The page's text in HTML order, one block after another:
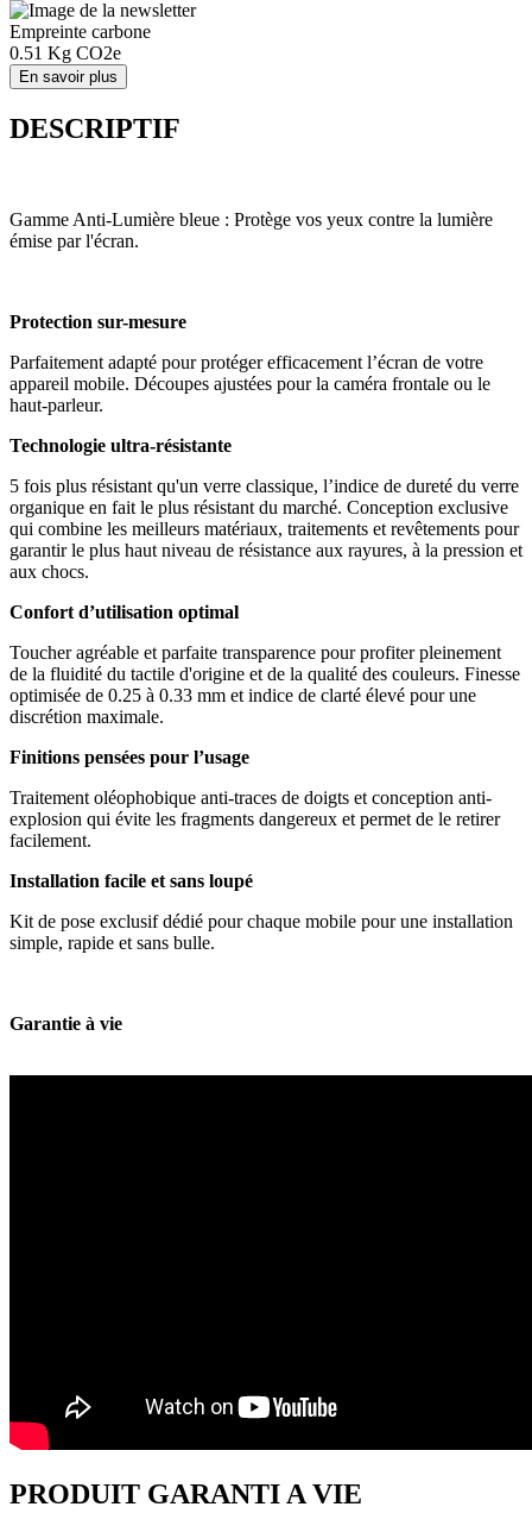
Empreinte carbone
0.51 Kg CO2e
En savoir plus
DESCRIPTIF
Gamme Anti-Lumière bleue : Protège vos yeux contre la lumière
émise par l'écran.
Protection sur-mesure
Parfaitement adapté pour protéger efficacement l’écran de votre
appareil mobile. Découpes ajustées pour la caméra frontale ou le
haut-parleur.
Technologie ultra-résistante
5 fois plus résistant qu'un verre classique, l’indice de dureté du verre
organique en fait le plus résistant du marché. Conception exclusive
qui combine les meilleurs matériaux, traitements et revêtements pour
garantir le plus haut niveau de résistance aux rayures, à la pression et
aux chocs.
Confort d’utilisation optimal
Toucher agréable et parfaite transparence pour profiter pleinement
de la fluidité du tactile d'origine et de la qualité des couleurs. Finesse
optimisée de 0.25 à 0.33 mm et indice de clarté élevé pour une
discrétion maximale.
Finitions pensées pour l’usage
Traitement oléophobique anti-traces de doigts et conception anti-
explosion qui évite les fragments dangereux et permet de le retirer
facilement.
Installation facile et sans loupé
Kit de pose exclusif dédié pour chaque mobile pour une installation
simple, rapide et sans bulle.
Garantie à vie
PRODUIT GARANTI A VIE